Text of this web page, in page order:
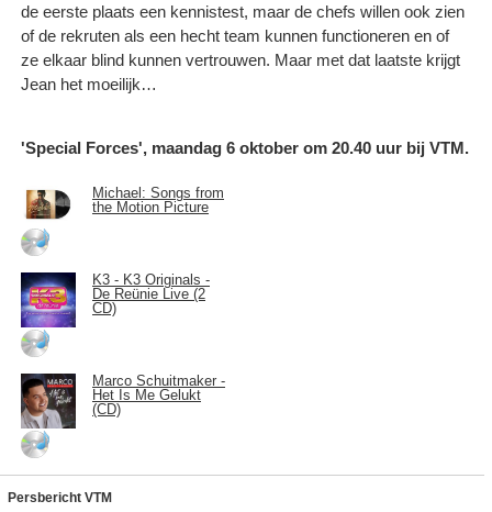
de eerste plaats een kennistest, maar de chefs willen ook zien
of de rekruten als een hecht team kunnen functioneren en of
ze elkaar blind kunnen vertrouwen. Maar met dat laatste krijgt
Jean het moeilijk…
'Special Forces', maandag 6 oktober om 20.40 uur bij VTM.
Michael: Songs from
the Motion Picture
K3 - K3 Originals -
De Reünie Live (2
CD)
Marco Schuitmaker -
Het Is Me Gelukt
(CD)
Persbericht VTM